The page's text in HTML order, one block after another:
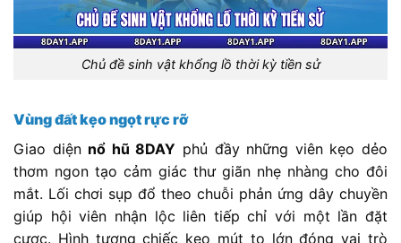
Chủ đề sinh vật khổng lồ thời kỳ tiền sử
Vùng đất kẹo ngọt rực rỡ
Giao diện nổ hũ 8DAY phủ đầy những viên kẹo dẻo
thơm ngon tạo cảm giác thư giãn nhẹ nhàng cho đôi
mắt. Lối chơi sụp đổ theo chuỗi phản ứng dây chuyền
giúp hội viên nhận lộc liên tiếp chỉ với một lần đặt
cược. Hình tượng chiếc kẹo mút to lớn đóng vai trò